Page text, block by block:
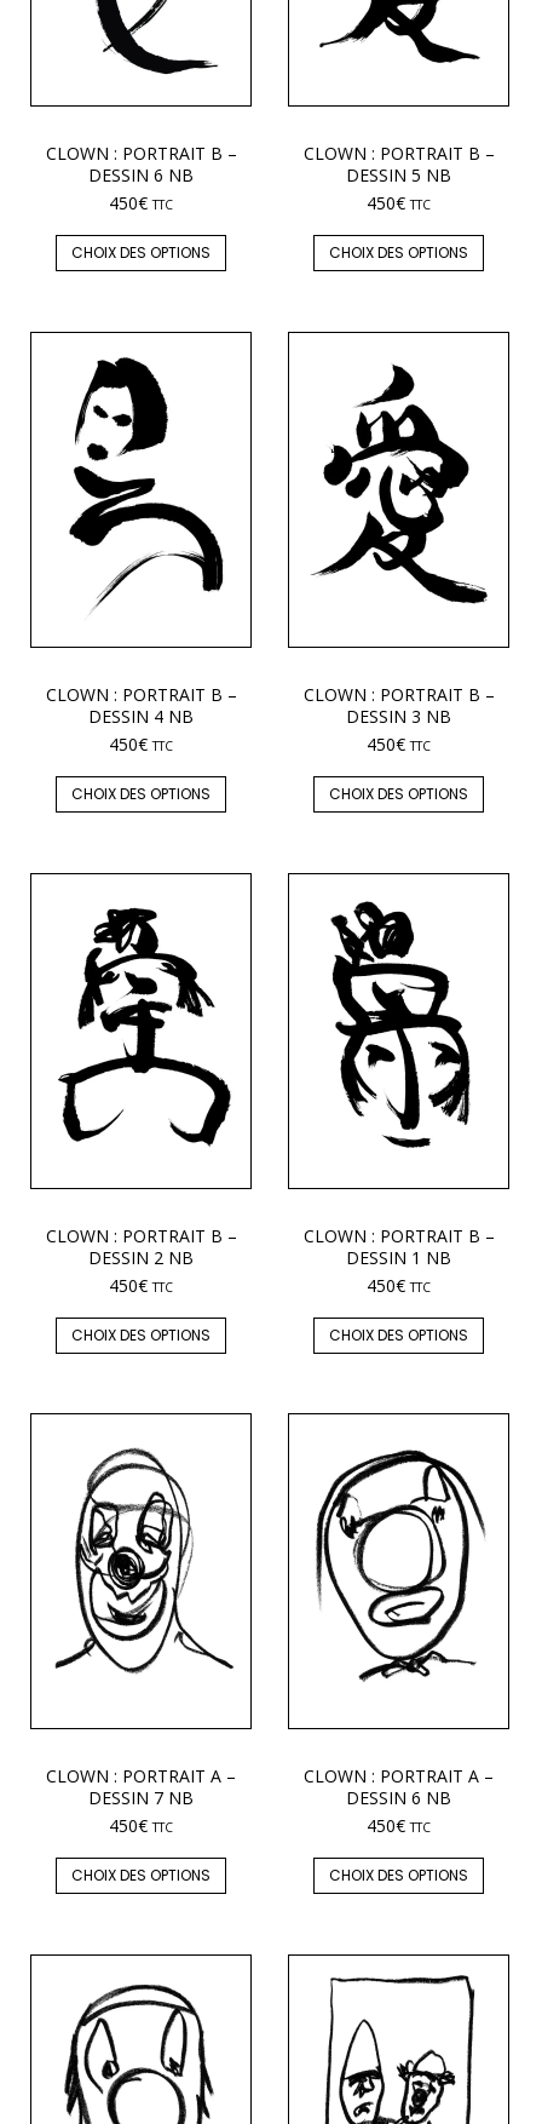
CLOWN : PORTRAIT B –
DESSIN 6 NB
450€ TTC
CHOIX DES OPTIONS
CLOWN : PORTRAIT B –
DESSIN 5 NB
450€ TTC
CHOIX DES OPTIONS
CLOWN : PORTRAIT B –
DESSIN 4 NB
450€ TTC
CHOIX DES OPTIONS
CLOWN : PORTRAIT B –
DESSIN 3 NB
450€ TTC
CHOIX DES OPTIONS
CLOWN : PORTRAIT B –
DESSIN 2 NB
450€ TTC
CHOIX DES OPTIONS
CLOWN : PORTRAIT B –
DESSIN 1 NB
450€ TTC
CHOIX DES OPTIONS
CLOWN : PORTRAIT A –
DESSIN 7 NB
450€ TTC
CHOIX DES OPTIONS
CLOWN : PORTRAIT A –
DESSIN 6 NB
450€ TTC
CHOIX DES OPTIONS